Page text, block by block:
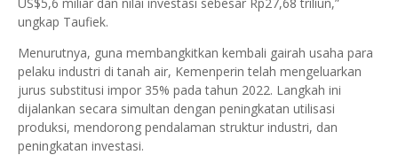
ungkap Taufiek.
Menurutnya, guna membangkitkan kembali gairah usaha para
pelaku industri di tanah air, Kemenperin telah mengeluarkan
jurus substitusi impor 35% pada tahun 2022. Langkah ini
dijalankan secara simultan dengan peningkatan utilisasi
produksi, mendorong pendalaman struktur industri, dan
peningkatan investasi.